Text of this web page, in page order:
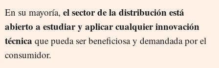
En su mayoría, el sector de la distribución está
abierto a estudiar y aplicar cualquier innovación
técnica que pueda ser beneficiosa y demandada por el
consumidor.